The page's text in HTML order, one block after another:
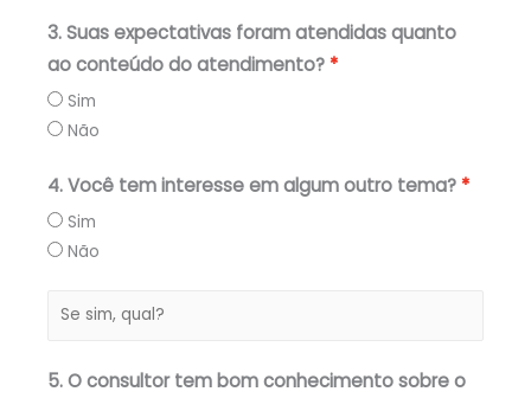
3. Suas expectativas foram atendidas quanto
ao conteúdo do atendimento?
Sim
Não
4. Você tem interesse em algum outro tema?
Sim
Não
5. O consultor tem bom conhecimento sobre o